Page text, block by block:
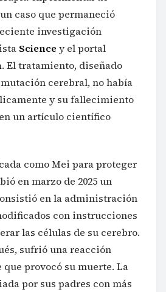
caso que permaneció
investigación
Science y el portal
. El tratamiento, diseñado
cerebral, no había
y su fallecimiento
un artículo científico
como Mei para proteger
en marzo de 2025 un
en la administración
con instrucciones
las células de su cerebro.
sufrió una reacción
provocó su muerte. La
por sus padres con más